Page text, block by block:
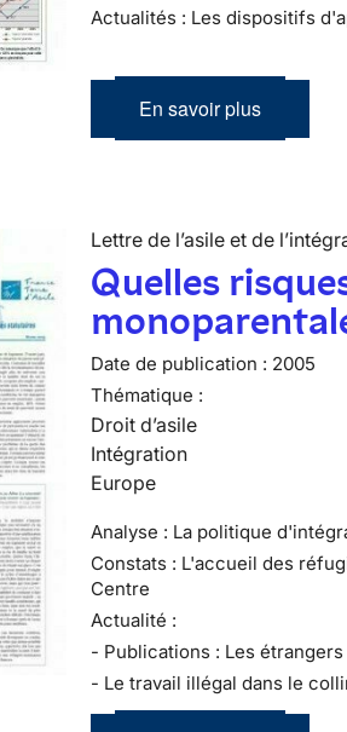
Actualités : Les dispositifs
En savoir plus
Lettre de l’asile et de
Quelles
Date de publication : 2005
Thématique :
Droit d’asile
Intégration
Europe
Analyse : La politique
Constats : L'accueil des
Centre
Actualité :
- Publications : Les
- Le travail illégal dans le